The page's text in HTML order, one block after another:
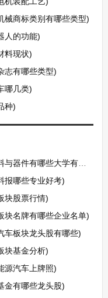
械商标类别有哪些类型)
人的功能)
料现状)
志有哪些类型)
哪几类)
种)
有哪些大学有这个专业)
报哪些专业好考)
块股票行情)
块名牌有哪些企业名单)
车板块龙头股有哪些)
块基金分析)
源汽车上牌照)
金有哪些龙头股)